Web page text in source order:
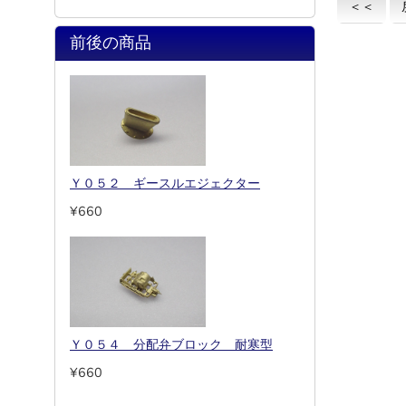
＜＜
前後の商品
Ｙ０５２ ギースルエジェクター
¥660
Ｙ０５４ 分配弁ブロック 耐寒型
¥660